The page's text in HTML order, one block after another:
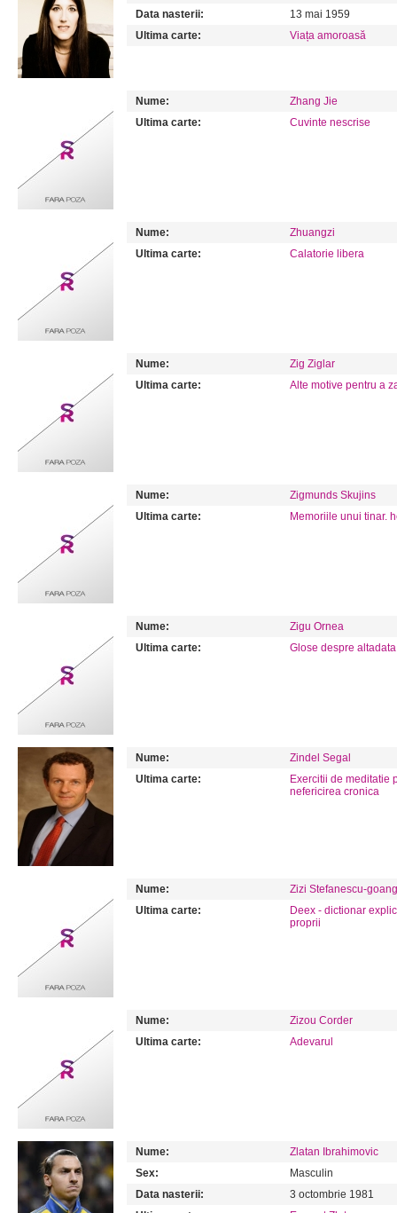
Data nasterii:
13 mai 1959
Ultima carte:
Viața amoroasă
Nume:
Zhang Jie
Ultima carte:
Cuvinte nescrise
Nume:
Zhuangzi
Ultima carte:
Calatorie libera
Nume:
Zig Ziglar
Ultima carte:
Alte motive pentru a
Nume:
Zigmunds Skujins
Ultima carte:
Memoriile unui tinar.
Nume:
Zigu Ornea
Ultima carte:
Glose despre altadata
Nume:
Zindel Segal
Ultima carte:
Exercitii de meditatie
nefericirea cronica
Nume:
Zizi Stefanescu-
Ultima carte:
Deex - dictionar
proprii
Nume:
Zizou Corder
Ultima carte:
Adevarul
Nume:
Zlatan Ibrahimovic
Sex:
Masculin
Data nasterii:
3 octombrie 1981